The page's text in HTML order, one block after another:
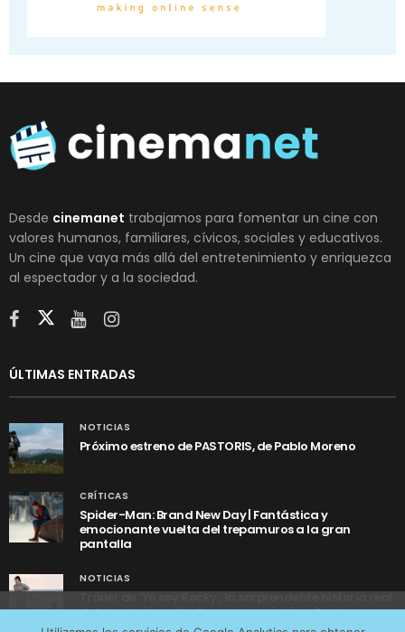
Desde cinemanet trabajamos para fomentar un cine con
valores humanos, familiares, cívicos, sociales y educativos.
Un cine que vaya más allá del entretenimiento y enriquezca
al espectador y a la sociedad.
ÚLTIMAS ENTRADAS
NOTICIAS
Próximo estreno de PASTORIS, de Pablo Moreno
CRÍTICAS
Spider-Man: Brand New Day | Fantástica y
emocionante vuelta del trepamuros a la gran
pantalla
NOTICIAS
Tráiler de ‘Yo soy Rocky’, la sorprendente historia real
detrás de cómo Stallone se convirtió en Rocky